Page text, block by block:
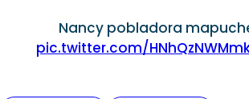
Nancy pobladora
pic.twitter.com/